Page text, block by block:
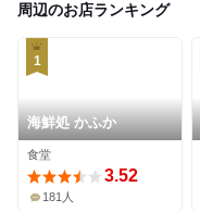
周辺のお店ランキング
1
海鮮処 かふか
食堂
3.52
181人